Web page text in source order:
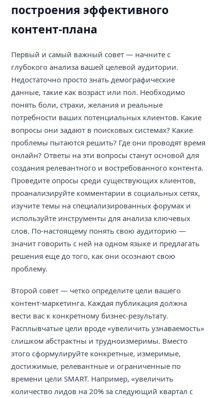
построения эффективного
контент-плана
Первый и самый важный совет — начните с
глубокого анализа вашей целевой аудитории.
Недостаточно просто знать демографические
данные, такие как возраст или пол. Необходимо
понять боли, страхи, желания и реальные
потребности ваших потенциальных клиентов. Какие
вопросы они задают в поисковых системах? Какие
проблемы пытаются решить? Где они проводят время
онлайн? Ответы на эти вопросы станут основой для
создания релевантного и востребованного контента.
Проведите опросы среди существующих клиентов,
проанализируйте комментарии в социальных сетях,
изучите темы на специализированных форумах и
используйте инструменты для анализа ключевых
слов. По-настоящему понять свою аудиторию —
значит говорить с ней на одном языке и предлагать
решения еще до того, как они осознают свою
проблему.
Второй совет — четко определите цели вашего
контент-маркетинга. Каждая публикация должна
вести вас к конкретному бизнес-результату.
Расплывчатые цели вроде «увеличить узнаваемость»
слишком абстрактны и трудноизмеримы. Вместо
этого сформулируйте конкретные, измеримые,
достижимые, релевантные и ограниченные по
времени цели SMART. Например, «увеличить
количество лидов на 20% за следующий квартал с